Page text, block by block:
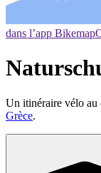
dans l’app Bikemap
Un itinéraire vélo au
Grèce.